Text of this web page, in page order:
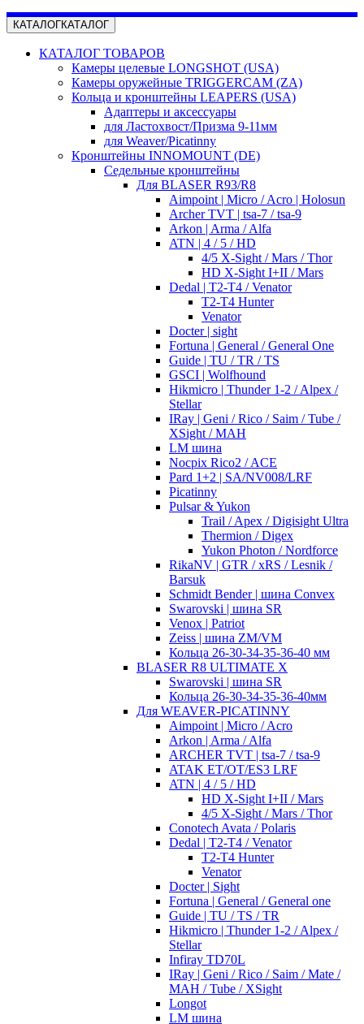
КАТАЛОГКАТАЛОГ
КАТАЛОГ ТОВАРОВ
Камеры целевые LONGSHOT (USA)
Камеры оружейные TRIGGERCAM (ZA)
Кольца и кронштейны LEAPERS (USA)
Адаптеры и аксессуары
для Ластохвост/Призма 9-11мм
для Weaver/Picatinny
Кронштейны INNOMOUNT (DE)
Седельные кронштейны
Для BLASER R93/R8
Aimpoint | Micro / Acro | Holosun
Archer TVT | tsa-7 / tsa-9
Arkon | Arma / Alfa
ATN | 4 / 5 / HD
4/5 X-Sight / Mars / Thor
HD X-Sight I+II / Mars
Dedal | T2-T4 / Venator
T2-T4 Hunter
Venator
Docter | sight
Fortuna | General / General One
Guide | TU / TR / TS
GSCI | Wolfhound
Hikmicro | Thunder 1-2 / Alpex /
Stellar
IRay | Geni / Rico / Saim / Tube /
XSight / MAH
LM шина
Nocpix Rico2 / ACE
Pard 1+2 | SA/NV008/LRF
Picatinny
Pulsar & Yukon
Trail / Apex / Digisight Ultra
Thermion / Digex
Yukon Photon / Nordforce
RikaNV | GTR / xRS / Lesnik /
Barsuk
Schmidt Bender | шина Convex
Swarovski | шина SR
Venox | Patriot
Zeiss | шина ZM/VM
Кольца 26-30-34-35-36-40 мм
BLASER R8 ULTIMATE X
Swarovski | шина SR
Кольца 26-30-34-35-36-40мм
Для WEAVER-PICATINNY
Aimpoint | Micro / Acro
Arkon | Arma / Alfa
ARCHER TVT | tsa-7 / tsa-9
ATAK ET/OT/ES3 LRF
ATN | 4 / 5 / HD
HD X-Sight I+II / Mars
4/5 X-Sight / Mars / Thor
Conotech Avata / Polaris
Dedal | T2-T4 / Venator
T2-T4 Hunter
Venator
Docter | Sight
Fortuna | General / General one
Guide | TU / TS / TR
Hikmicro | Thunder 1-2 / Alpex /
Stellar
Infiray TD70L
IRay | Geni / Rico / Saim / Mate /
MAH / Tube / XSight
Longot
LM шина